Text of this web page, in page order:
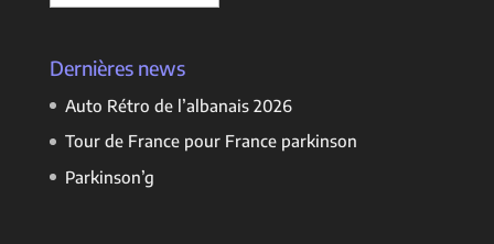
Dernières news
Auto Rétro de l’albanais 2026
Tour de France pour France parkinson
Parkinson’g